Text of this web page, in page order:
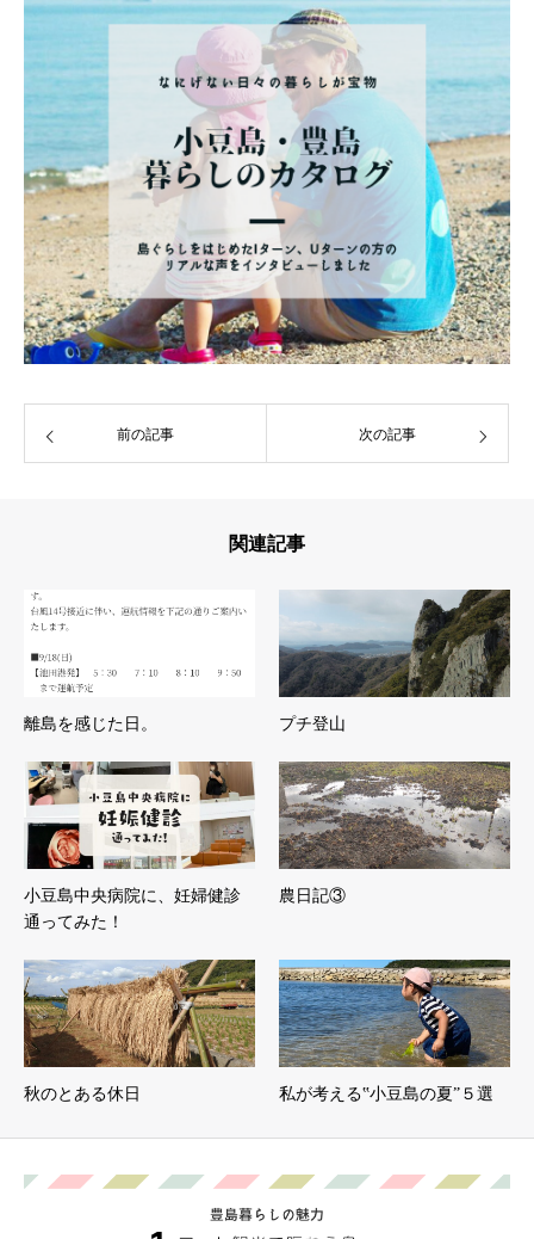
前の記事 次の記事
関連記事
離島を感じた日。 プチ登山
小豆島中央病院に、妊婦健診
通ってみた！
農日記③
秋のとある休日 私が考える‟小豆島の夏”５選